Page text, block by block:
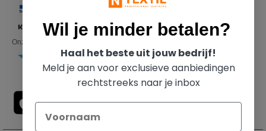
Onze transporteurs
Wil je minder betalen?
Haal het beste uit jouw bedrijf!
Meld je aan voor exclusieve aanbiedingen
rechtstreeks naar je inbox